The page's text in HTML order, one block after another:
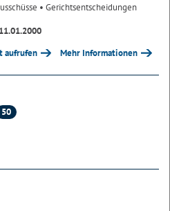
• Gerichtsentscheidungen
aufrufen Mehr Informationen
50